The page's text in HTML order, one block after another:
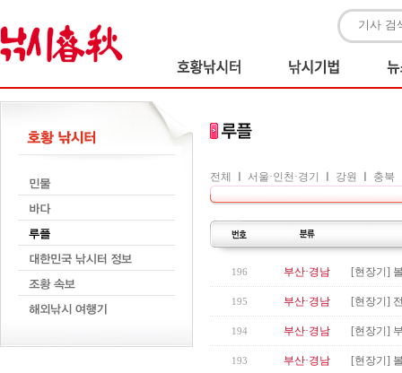
전체 서울·인천·경기 강원 충북
196 부산·경남 [현장기]
195 부산·경남 [현장기]
194 부산·경남 [현장기]
193 부산·경남 [현장기]